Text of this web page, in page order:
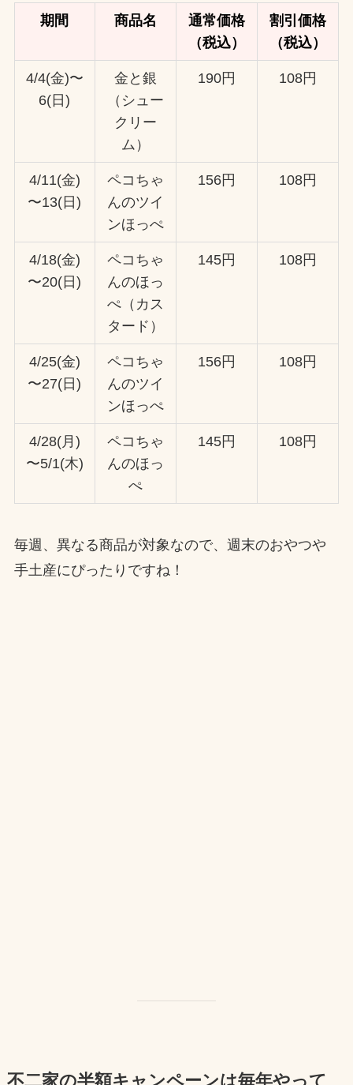
期間 商品名
通常価格
（税込）
割引価格
（税込）
4/4(金)〜
6(日)
金と銀
（シュー
クリー
ム）
190円 108円
4/11(金)
〜13(日)
ペコちゃ
んのツイ
ンほっぺ
156円 108円
4/18(金)
〜20(日)
ペコちゃ
んのほっ
ぺ（カス
タード）
145円 108円
4/25(金)
〜27(日)
ペコちゃ
んのツイ
ンほっぺ
156円 108円
4/28(月)
〜5/1(木)
ペコちゃ
んのほっ
ぺ
145円 108円
毎週、異なる商品が対象なので、週末のおやつや
手土産にぴったりですね！
不二家の半額キャンペーンは毎年やって